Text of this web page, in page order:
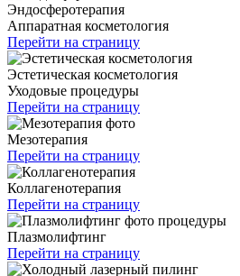
Эндосферотерапия
Аппаратная косметология
Перейти на страницу
Эстетическая косметология
Уходовые процедуры
Перейти на страницу
Мезотерапия
Перейти на страницу
Коллагенотерапия
Перейти на страницу
Плазмолифтинг
Перейти на страницу